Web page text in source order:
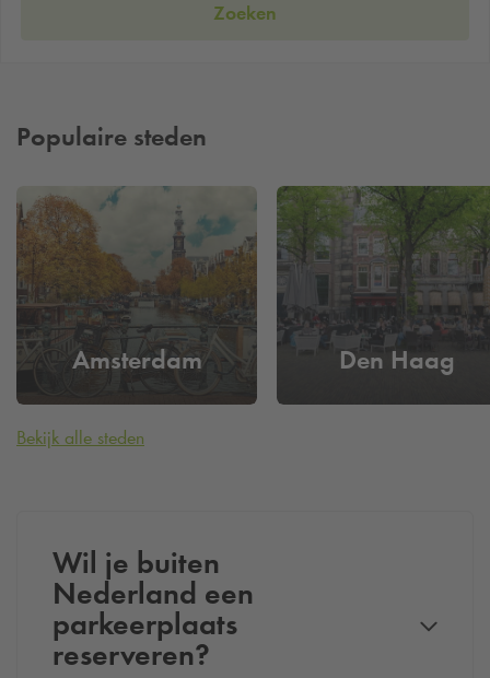
Zoeken
Populaire steden
Amsterdam Den Haag
Bekijk alle steden
Wil je buiten
Nederland een
parkeerplaats
reserveren?